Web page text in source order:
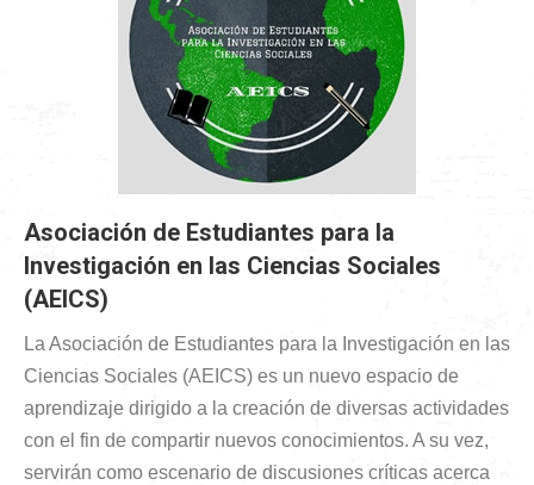
Asociación de Estudiantes para la
Investigación en las Ciencias Sociales
(AEICS)
La Asociación de Estudiantes para la Investigación en las
Ciencias Sociales (AEICS) es un nuevo espacio de
aprendizaje dirigido a la creación de diversas actividades
con el fin de compartir nuevos conocimientos. A su vez,
servirán como escenario de discusiones críticas acerca